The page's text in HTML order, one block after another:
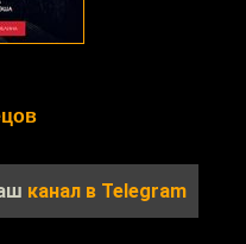
канал в Telegram